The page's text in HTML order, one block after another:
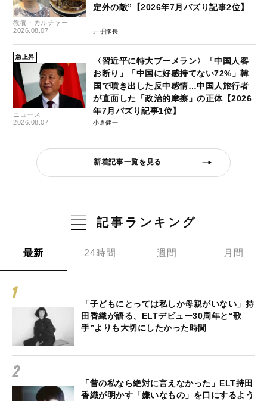
教養・カルチャー
2026.08.07
定外の敵”【2026年7月バズり記事2位】
井手隊長
急上昇
ニュース
2026.08.07
〈習近平に特大ブーメラン〉「中国人客
お断り」「中国に好感持てない72%」韓
国で噴き出した反中感情…中国人旅行者
が直面した「政治的摩擦」の正体【2026
年7月バズり記事1位】
小倉健一
新着記事一覧を見る
記事ランキング
最新 24時間 週間 月間
「子どもにとっては私しか母親がいない」持
田香織が語る、ELTデビュー30周年と“歌
手”よりも大切にしたかった時間
「昔の私なら絶対に言えなかった」ELT持田
香織が明かす「嫌いなもの」を口にするよう